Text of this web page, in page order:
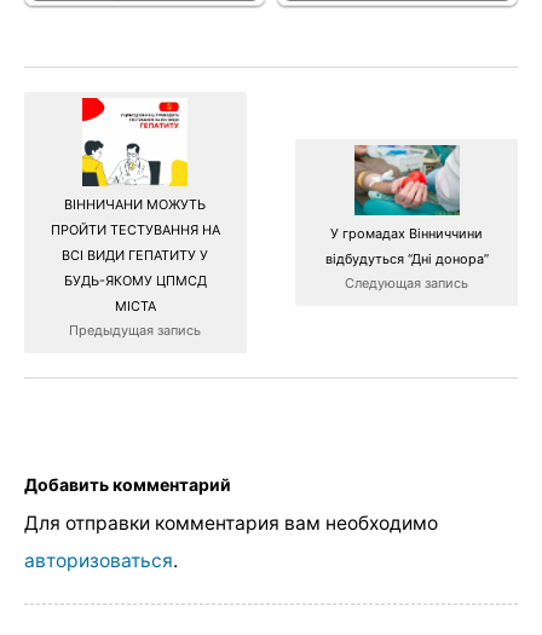
ВІННИЧАНИ МОЖУТЬ
ПРОЙТИ ТЕСТУВАННЯ НА
ВСІ ВИДИ ГЕПАТИТУ У
БУДЬ-ЯКОМУ ЦПМСД
МІСТА
Предыдущая запись
У громадах Вінниччини
відбудуться “Дні донора”
Следующая запись
Добавить комментарий
Для отправки комментария вам необходимо
авторизоваться.